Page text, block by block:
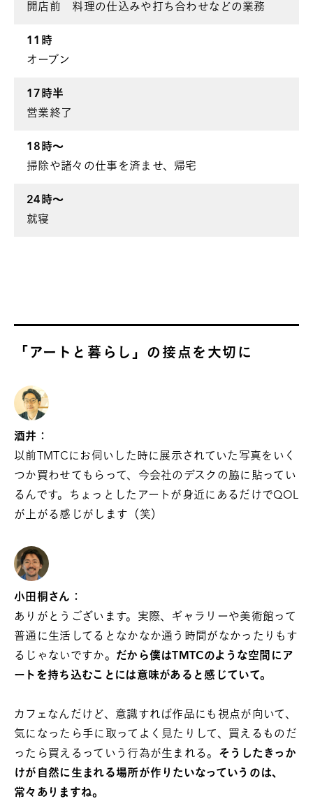
開店前 料理の仕込みや打ち合わせなどの業務
11時
オープン
17時半
営業終了
18時〜
掃除や諸々の仕事を済ませ、帰宅
24時〜
就寝
「アートと暮らし」の接点を大切に
酒井：
以前TMTCにお伺いした時に展示されていた写真をいく
つか買わせてもらって、今会社のデスクの脇に貼ってい
るんです。ちょっとしたアートが身近にあるだけでQOL
が上がる感じがします（笑）
小田桐さん：
ありがとうございます。実際、ギャラリーや美術館って
普通に生活してるとなかなか通う時間がなかったりもす
るじゃないですか。 だから僕はTMTCのような空間にア
ートを持ち込むことには意味があると感じていて。
カフェなんだけど、意識すれば作品にも視点が向いて、
気になったら手に取ってよく見たりして、買えるものだ
ったら買えるっていう行為が生まれる。 そうしたきっか
けが自然に生まれる場所が作りたいなっていうのは、
常々ありますね。